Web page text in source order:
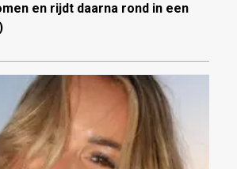
en rijdt daarna rond in een